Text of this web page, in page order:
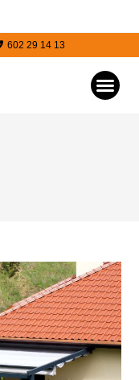
602 29 14 13